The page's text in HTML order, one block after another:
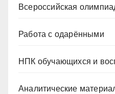
Всероссийская
Работа с одарёнными
НПК обучающихся и
Аналитические